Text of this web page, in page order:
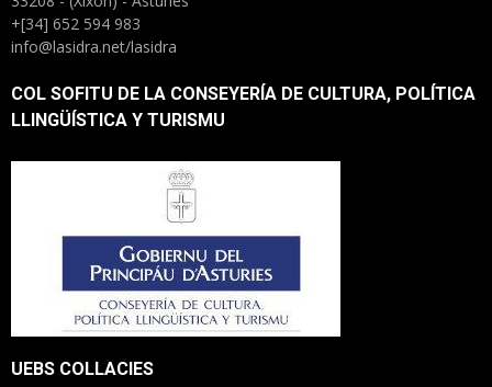
+[34] 652 594 983
info@lasidra.net/lasidra
COL SOFITU DE LA CONSEYERÍA DE CULTURA, POLÍTICA
LLINGÜÍSTICA Y TURISMU
UEBS COLLACIES